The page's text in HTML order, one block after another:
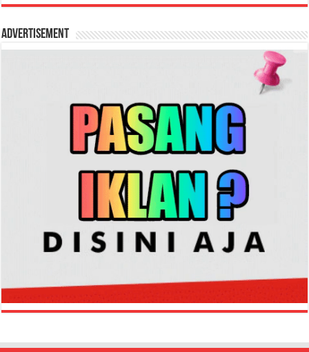
Advertisement